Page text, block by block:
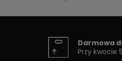
Darmowa
Przy kwocie